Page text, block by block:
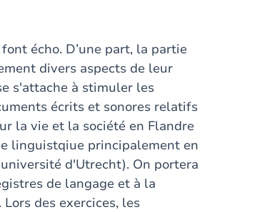
écho. D’une part, la partie
divers aspects de leur
s'attache à stimuler les
écrits et sonores relatifs
la vie et la société en Flandre
linguistqiue principalement en
d'Utrecht). On portera
de langage et à la
des exercices, les